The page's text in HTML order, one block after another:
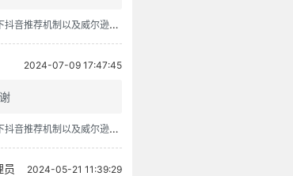
推荐机制以及威尔逊得分排序算法
2024-07-09 17:47:45
推荐机制以及威尔逊得分排序算法
员 2024-05-21 11:39:29